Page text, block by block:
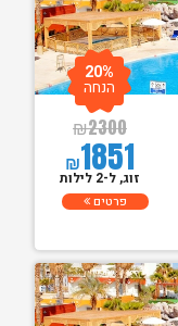
₪2300
₪1851
20%
הנחה
זוג, ל-2 לילות
פרטים